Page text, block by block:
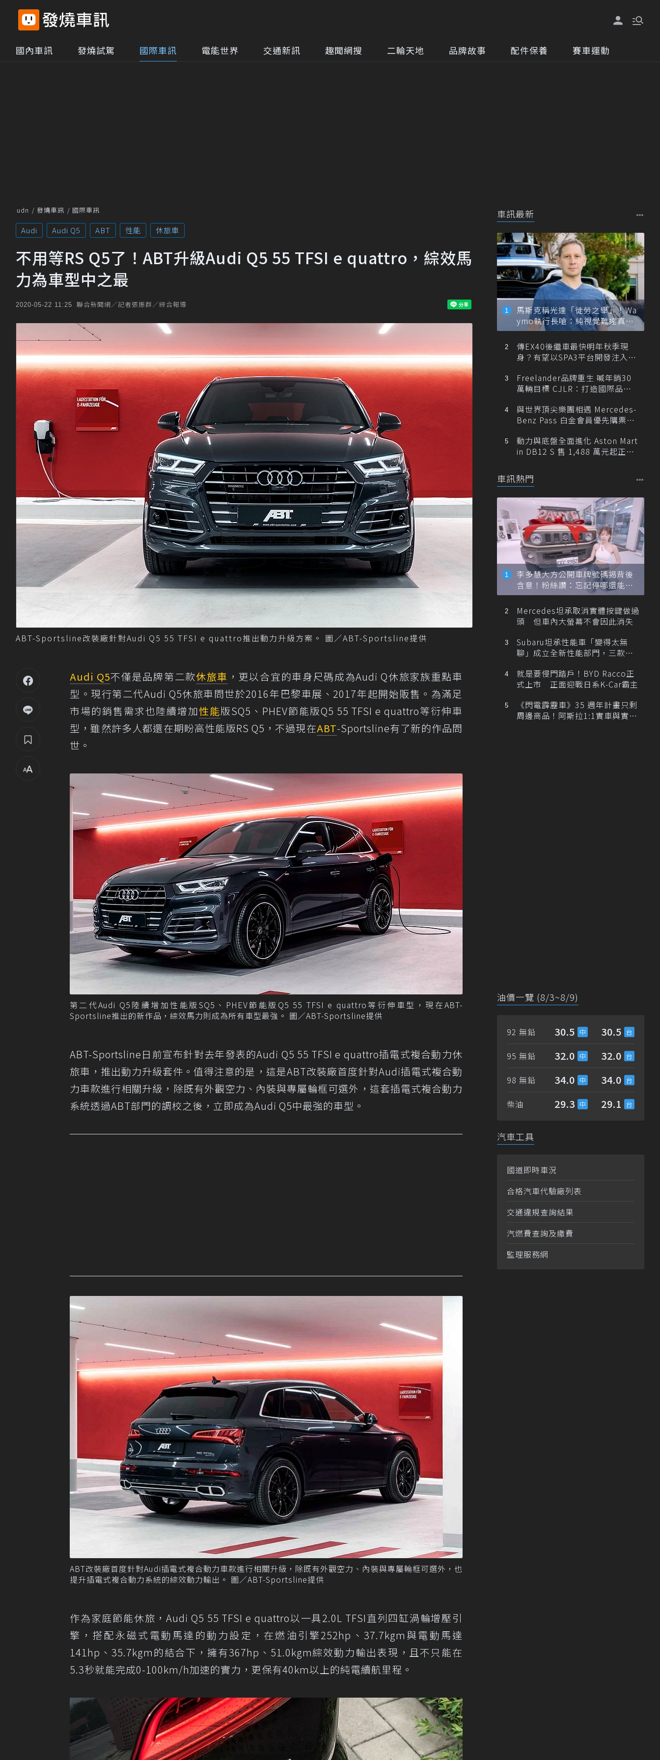
國內車訊 發燒試駕 國際車訊 電能世界 交通新訊 趣聞網搜 二輪天地 品牌故事 配件保養 賽車運動
udn 發燒車訊 國際車訊
Audi Audi Q5 ABT 性能 休旅車
不用等RS Q5了！ABT升級Audi Q5 55 TFSI e quattro，綜效馬
力為車型中之最
2020-05-22 11:25 聯合新聞網／記者張振群／綜合報導
ABT-Sportsline改裝廠針對Audi Q5 55 TFSI e quattro推出動力升級方案。 圖／ABT-Sportsline提供
Audi Q5不僅是品牌第二款休旅車 ，更以合宜的車身尺碼成為Audi Q休旅家族重點車
型。現行第二代Audi Q5休旅車問世於2016年巴黎車展、2017年起開始販售。為滿足
市場的銷售需求也陸續增加性能版SQ5、PHEV節能版Q5 55 TFSI e quattro等衍伸車
型，雖然許多人都還在期盼高性能版RS Q5，不過現在ABT-Sportsline有了新的作品問
世。
第二代Audi Q5陸續增加性能版SQ5、PHEV節能版Q5 55 TFSI e quattro等衍伸車型，現在ABT-
Sportsline推出的新作品，綜效馬力則成為所有車型最強。 圖／ABT-Sportsline提供
ABT-Sportsline日前宣布針對去年發表的Audi Q5 55 TFSI e quattro插電式複合動力休
旅車，推出動力升級套件。值得注意的是，這是ABT改裝廠首度針對Audi插電式複合動
力車款進行相關升級，除既有外觀空力、內裝與專屬輪框可選外，這套插電式複合動力
系統透過ABT部門的調校之後，立即成為Audi Q5中最強的車型。
ABT改裝廠首度針對Audi插電式複合動力車款進行相關升級，除既有外觀空力、內裝與專屬輪框可選外，也
提升插電式複合動力系統的綜效動力輸出。 圖／ABT-Sportsline提供
作為家庭節能休旅，Audi Q5 55 TFSI e quattro以一具2.0L TFSI直列四缸渦輪增壓引
擎，搭配永磁式電動馬達的動力設定，在燃油引擎252hp、37.7kgm與電動馬達
141hp、35.7kgm的結合下，擁有367hp、51.0kgm綜效動力輸出表現，且不只能在
5.3秒就能完成0-100km/h加速的實力，更保有40km以上的純電續航里程。
車訊最新
馬斯克稱光達「徒勞之舉」！Wa
ymo執行長嗆：純視覺難達真正
自動駕駛
傳EX40後繼車最快明年秋季現
身？有望以SPA3平台開發注入80
Freelander品牌重生 喊年銷30
萬輛目標 CJLR：打造國際品牌
與世界頂尖樂團相遇 Mercedes-
Benz Pass 白金會員優先購票維
動力與底盤全面進化 Aston Mart
in DB12 S 售 1,488 萬元起正式
車訊熱門
李多慧大方公開車牌號碼揭背後
含意！粉絲讚：忘記停哪還能幫
忙找車
Mercedes坦承取消實體按鍵做過
頭 但車內大螢幕不會因此消失
Subaru坦承性能車「變得太無
聊」成立全新性能部門，三款手
就是要侵門踏戶！BYD Racco正
式上市 正面迎戰日系K-Car霸主
《閃電霹靂車》35 週年計畫只剩
周邊商品！阿斯拉1:1實車與實體
油價一覽 (8/3~8/9)
92 無鉛 30.5 30.5
95 無鉛 32.0 32.0
98 無鉛 34.0 34.0
柴油 29.3 29.1
汽車工具
國道即時車況
合格汽車代驗廠列表
交通違規查詢結果
汽燃費查詢及繳費
監理服務網